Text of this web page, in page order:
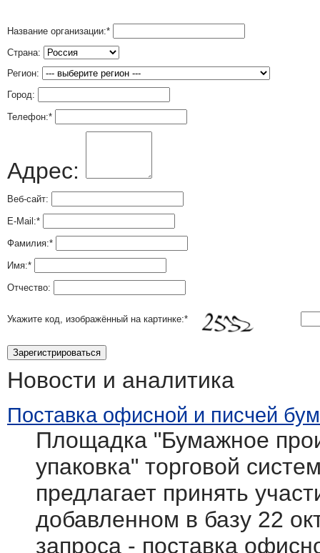
Название организации:*
Страна:
Регион:
Город:
Телефон:*
Адрес:
Веб-сайт:
E-Mail:*
Фамилия:*
Имя:*
Отчество:
Укажите код, изображённый на картинке:*
Новости и аналитика
Поставка офисной и писчей
Площадка "Бумажное
упаковка" торговой
предлагает принять
добавленном в базу 22
запроса - поставка